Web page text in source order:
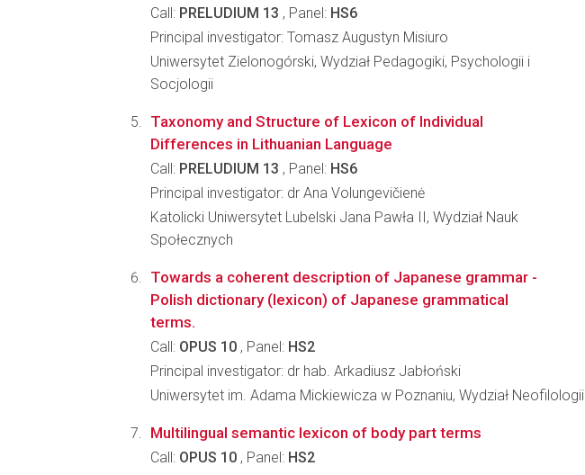
Call: PRELUDIUM 13 , Panel: HS6
Principal investigator: Tomasz Augustyn Misiuro
Uniwersytet Zielonogórski, Wydział Pedagogiki, Psychologii i
Socjologii
Taxonomy and Structure of Lexicon of Individual
Differences in Lithuanian Language
Call: PRELUDIUM 13 , Panel: HS6
Principal investigator: dr Ana Volungevičienė
Katolicki Uniwersytet Lubelski Jana Pawła II, Wydział Nauk
Społecznych
Towards a coherent description of Japanese grammar -
Polish dictionary (lexicon) of Japanese grammatical
terms.
Call: OPUS 10 , Panel: HS2
Principal investigator: dr hab. Arkadiusz Jabłoński
Uniwersytet im. Adama Mickiewicza w Poznaniu, Wydział Neofilologii
Multilingual semantic lexicon of body part terms
Call: OPUS 10 , Panel: HS2